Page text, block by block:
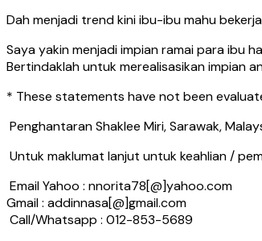
Dah menjadi trend kini ibu-ibu mahu
Saya yakin menjadi impian ramai para ibu
Bertindaklah untuk merealisasikan impian
* These statements have not been
Penghantaran Shaklee Miri, Sarawak,
Untuk maklumat lanjut untuk keahlian /
Email Yahoo : nnorita78[@]yahoo.com
Gmail : addinnasa[@]gmail.com
Call/Whatsapp : 012-853-5689